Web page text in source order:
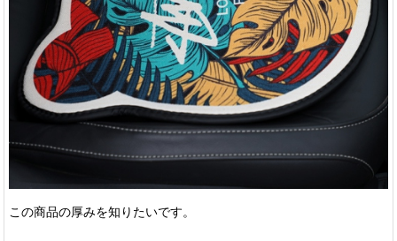
この商品の厚みを知りたいです。